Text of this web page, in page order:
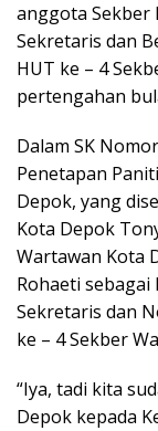
anggota Sekber
Sekretaris dan
HUT ke – 4
pertengahan
Dalam SK
Penetapan
Depok, yang
Kota Depok
Wartawan Kota
Rohaeti sebagai
Sekretaris dan
ke – 4 Sekber
“Iya, tadi kita
Depok kepada